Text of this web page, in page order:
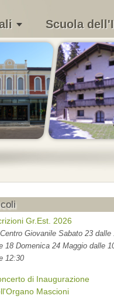
Scuola
Gr.Est. 2026
Giovanile Sabato 23 dalle
18 Domenica 24 Maggio dalle
12:30
di Inaugurazione
Mascioni